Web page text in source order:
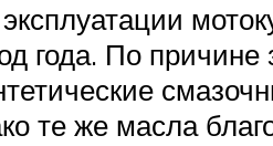
года. По причине
же масла